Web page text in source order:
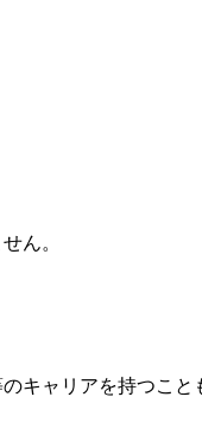
ん。
キャリアを持つこと